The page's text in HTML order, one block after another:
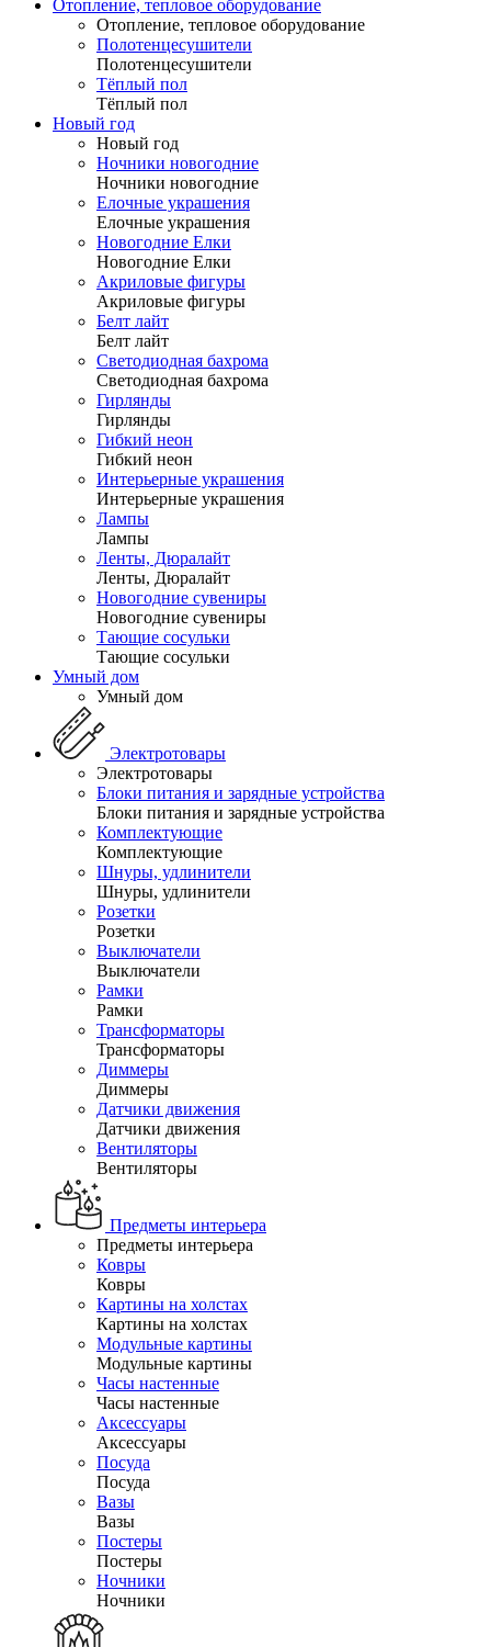
Отопление, тепловое оборудование
Отопление, тепловое оборудование
Полотенцесушители
Полотенцесушители
Тёплый пол
Тёплый пол
Новый год
Новый год
Ночники новогодние
Ночники новогодние
Елочные украшения
Елочные украшения
Новогодние Елки
Новогодние Елки
Акриловые фигуры
Акриловые фигуры
Белт лайт
Белт лайт
Светодиодная бахрома
Светодиодная бахрома
Гирлянды
Гирлянды
Гибкий неон
Гибкий неон
Интерьерные украшения
Интерьерные украшения
Лампы
Лампы
Ленты, Дюралайт
Ленты, Дюралайт
Новогодние сувениры
Новогодние сувениры
Тающие сосульки
Тающие сосульки
Умный дом
Умный дом
Электротовары
Электротовары
Блоки питания и зарядные устройства
Блоки питания и зарядные устройства
Комплектующие
Комплектующие
Шнуры, удлинители
Шнуры, удлинители
Розетки
Розетки
Выключатели
Выключатели
Рамки
Рамки
Трансформаторы
Трансформаторы
Диммеры
Диммеры
Датчики движения
Датчики движения
Вентиляторы
Вентиляторы
Предметы интерьера
Предметы интерьера
Ковры
Ковры
Картины на холстах
Картины на холстах
Модульные картины
Модульные картины
Часы настенные
Часы настенные
Аксессуары
Аксессуары
Посуда
Посуда
Вазы
Вазы
Постеры
Постеры
Ночники
Ночники